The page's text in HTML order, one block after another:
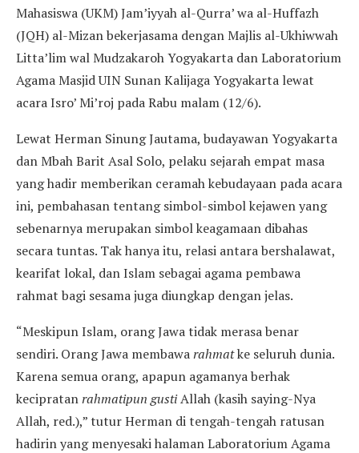
Mahasiswa (UKM) Jam’iyyah al-Qurra’ wa al-Huffazh
(JQH) al-Mizan bekerjasama dengan Majlis al-Ukhiwwah
Litta’lim wal Mudzakaroh Yogyakarta dan Laboratorium
Agama Masjid UIN Sunan Kalijaga Yogyakarta lewat
acara Isro’ Mi’roj pada Rabu malam (12/6).
Lewat Herman Sinung Jautama, budayawan Yogyakarta
dan Mbah Barit Asal Solo, pelaku sejarah empat masa
yang hadir memberikan ceramah kebudayaan pada acara
ini, pembahasan tentang simbol-simbol kejawen yang
sebenarnya merupakan simbol keagamaan dibahas
secara tuntas. Tak hanya itu, relasi antara bershalawat,
kearifat lokal, dan Islam sebagai agama pembawa
rahmat bagi sesama juga diungkap dengan jelas.
“Meskipun Islam, orang Jawa tidak merasa benar
sendiri. Orang Jawa membawarahmatke seluruh dunia.
Karena semua orang, apapun agamanya berhak
kecipratanrahmatipun gustiAllah (kasih saying-Nya
Allah, red.),” tutur Herman di tengah-tengah ratusan
hadirin yang menyesaki halaman Laboratorium Agama